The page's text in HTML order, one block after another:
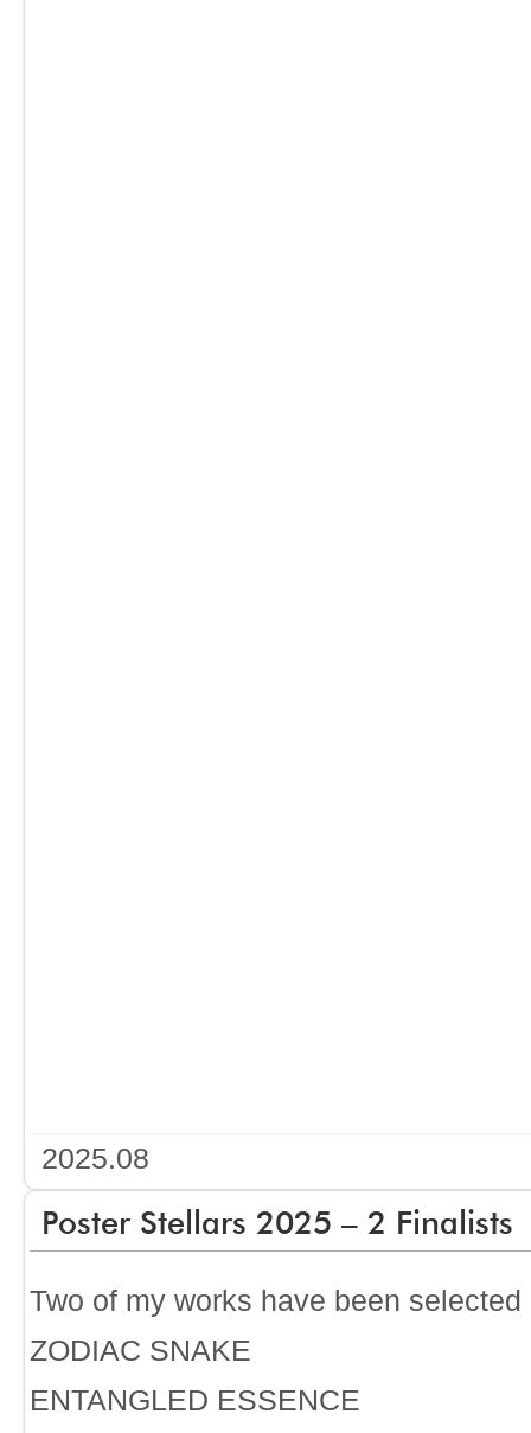
2025.08
Poster Stellars 2025 – 2 Finalist​s
Two of my works have been
ZODIAC SNAKE
ENTANGLED ESSENCE